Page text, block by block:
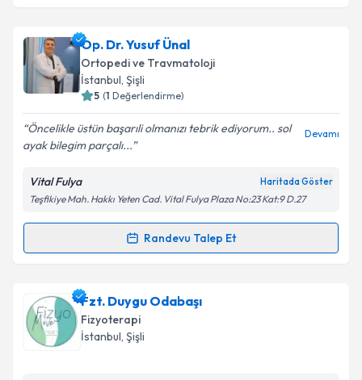
Doç. Dr. Celil Alemdariçin randevu takvimi talebi
oluşturun. Size bu uzmandan randevu almanız için bir
takvim hazırlandığında e-posta ile bilgilendireceğiz.
Kişisel verilerimin işlenmesine ilişkin
Aydınlatma
Metni'ni okudum ve kişisel verilerimin belirtilen
kapsamda işlenmesini kabul ediyorum.
Op. Dr. Yusuf Ünal
Ortopedi ve Travmatoloji
İstanbul, Şişli
5 (1 Değerlendirme)
Öncelikle üstün başarıli olmanızı tebrik ediyorum.. sol
ayak bilegim parçalı...
Devamı
Vital Fulya Haritada Göster
Teşfikiye Mah. Hakkı Yeten Cad. Vital Fulya Plaza No:23 Kat:9 D.27
Randevu Talep Et
Randevu Takvimi Talebi
Op. Dr. Yusuf Ünaliçin randevu takvimi talebi
oluşturun. Size bu uzmandan randevu almanız için bir
takvim hazırlandığında e-posta ile bilgilendireceğiz.
Fzt. Duygu Odabaşı
Fizyoterapi
İstanbul, Şişli